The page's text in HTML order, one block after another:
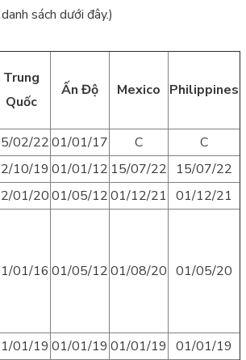
sách dưới đây.)
Trung
Quốc
Ấn Độ Mexico Philippines
02/2201/01/17 C
C
10/19 01/01/12 15/07/22
15/07/22
01/2001/05/1201/12/21 01/12/21
01/16 01/05/1201/08/20 01/05/20
01/19 01/01/19 01/01/19 01/01/19